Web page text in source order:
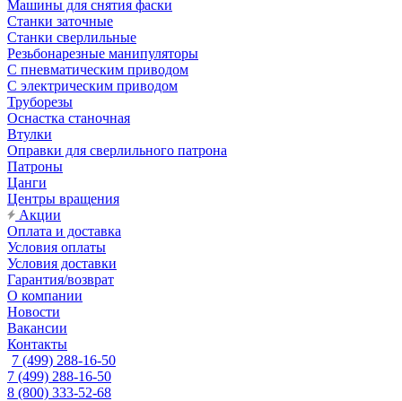
Машины для снятия фаски
Станки заточные
Станки сверлильные
Резьбонарезные манипуляторы
С пневматическим приводом
С электрическим приводом
Труборезы
Оснастка станочная
Втулки
Оправки для сверлильного патрона
Патроны
Цанги
Центры вращения
Акции
Оплата и доставка
Условия оплаты
Условия доставки
Гарантия/возврат
О компании
Новости
Вакансии
Контакты
7 (499) 288-16-50
7 (499) 288-16-50
8 (800) 333-52-68